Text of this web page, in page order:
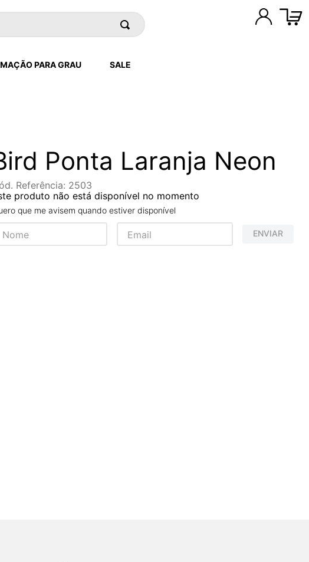
PARA GRAU SALE
Ponta Laranja Neon
Referência: 2503
produto não está disponível no momento
que me avisem quando estiver disponível
ENVIAR